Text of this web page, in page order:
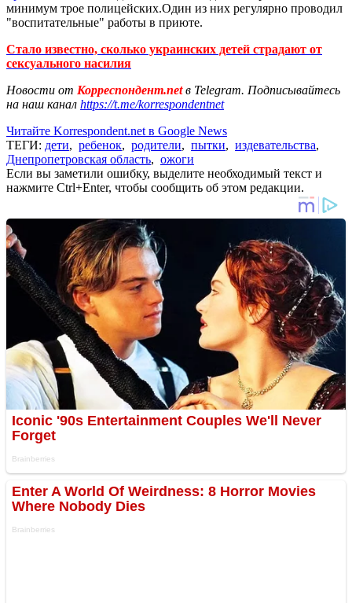
минимум трое полицейских.Один из них регулярно проводил
"воспитательные" работы в приюте.
Стало известно, сколько украинских детей страдают от
сексуального насилия
Новости от Корреспондент.netв Telegram. Подписывайтесь
на наш канал https://t.me/korrespondentnet
Читайте Korrespondent.net в Google News
ТЕГИ: дети, ребенок, родители, пытки, издевательства,
Днепропетровская область, ожоги
Если вы заметили ошибку, выделите необходимый текст и
нажмите Ctrl+Enter, чтобы сообщить об этом редакции.